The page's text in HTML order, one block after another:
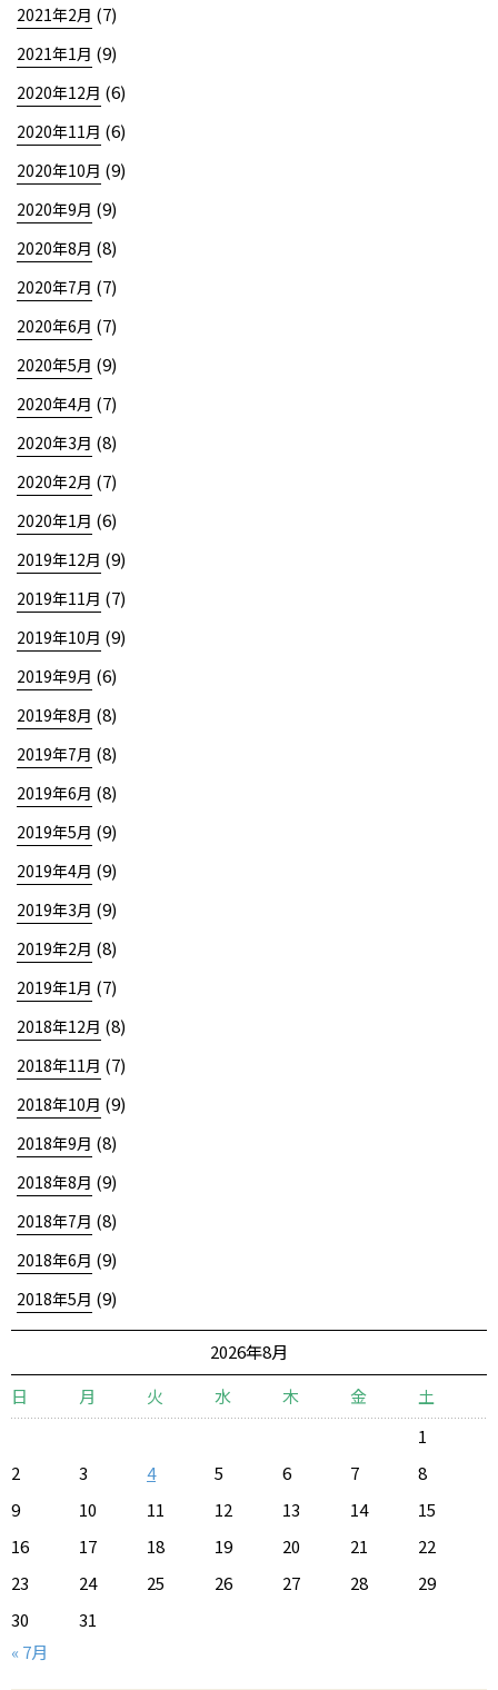
2021年2月 (7)
2021年1月 (9)
2020年12月 (6)
2020年11月 (6)
2020年10月 (9)
2020年9月 (9)
2020年8月 (8)
2020年7月 (7)
2020年6月 (7)
2020年5月 (9)
2020年4月 (7)
2020年3月 (8)
2020年2月 (7)
2020年1月 (6)
2019年12月 (9)
2019年11月 (7)
2019年10月 (9)
2019年9月 (6)
2019年8月 (8)
2019年7月 (8)
2019年6月 (8)
2019年5月 (9)
2019年4月 (9)
2019年3月 (9)
2019年2月 (8)
2019年1月 (7)
2018年12月 (8)
2018年11月 (7)
2018年10月 (9)
2018年9月 (8)
2018年8月 (9)
2018年7月 (8)
2018年6月 (9)
2018年5月 (9)
2026年8月
日
月 火 水 木 金
土
1
2
3 4 5 6 7
8
9
10 11 12 13 14
15
16
17 18 19 20 21
22
23
24 25 26 27 28
29
30
31
« 7月